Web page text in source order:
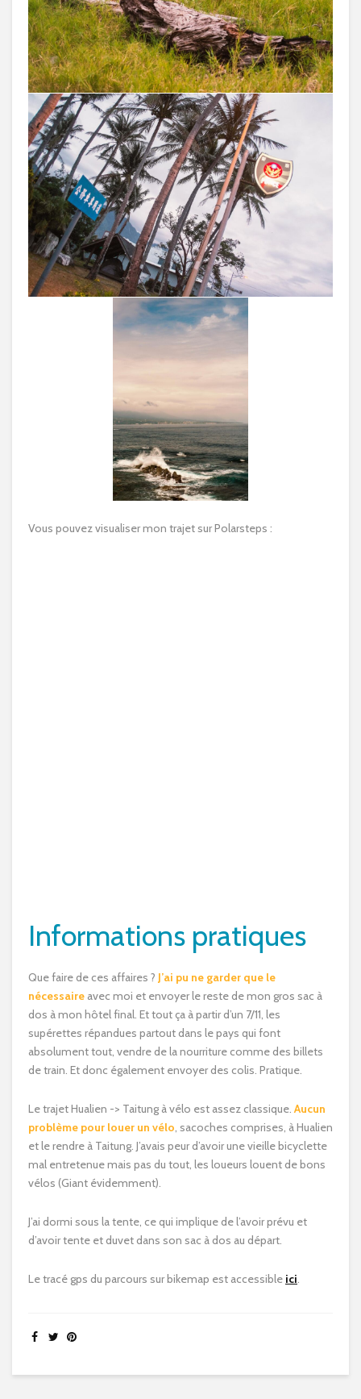
Vous pouvez visualiser mon trajet sur Polarsteps :
Informations pratiques
Que faire de ces affaires ? J’ai pu ne garder que le
nécessaire avec moi et envoyer le reste de mon gros sac à
dos à mon hôtel final. Et tout ça à partir d’un 7/11, les
supérettes répandues partout dans le pays qui font
absolument tout, vendre de la nourriture comme des billets
de train. Et donc également envoyer des colis. Pratique.
Le trajet Hualien -> Taitung à vélo est assez classique. Aucun
problème pour louer un vélo , sacoches comprises, à Hualien
et le rendre à Taitung. J’avais peur d’avoir une vieille bicyclette
mal entretenue mais pas du tout, les loueurs louent de bons
vélos (Giant évidemment).
J’ai dormi sous la tente, ce qui implique de l’avoir prévu et
d’avoir tente et duvet dans son sac à dos au départ.
Le tracé gps du parcours sur bikemap est accessible ici